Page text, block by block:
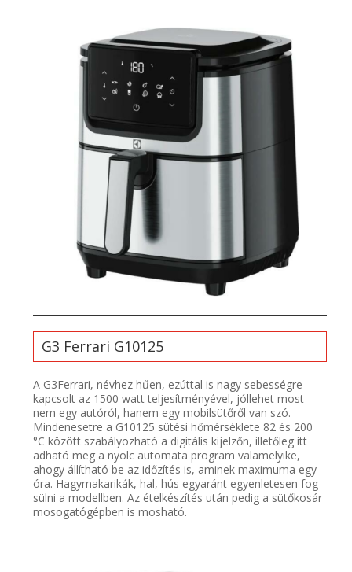
G3 Ferrari G10125
A G3Ferrari, névhez hűen, ezúttal is nagy sebességre
kapcsolt az 1500 watt teljesítményével, jóllehet most
nem egy autóról, hanem egy mobilsütőről van szó.
Mindenesetre a G10125 sütési hőmérséklete 82 és 200
°C között szabályozható a digitális kijelzőn, illetőleg itt
adható meg a nyolc automata program valamelyike,
ahogy állítható be az időzítés is, aminek maximuma egy
óra. Hagymakarikák, hal, hús egyaránt egyenletesen fog
sülni a modellben. Az ételkészítés után pedig a sütőkosár
mosogatógépben is mosható.